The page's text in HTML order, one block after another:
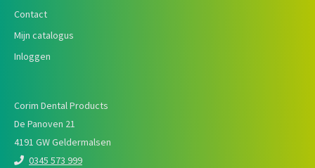
Contact
Mijn catalogus
Inloggen
Corim Dental Products
De Panoven 21
4191 GW Geldermalsen
0345 573 999